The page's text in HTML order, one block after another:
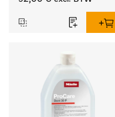
instrumenten.